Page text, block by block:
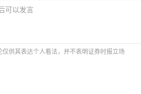
可以发言
仅供其表达个人看法，并不表明证券时报立场